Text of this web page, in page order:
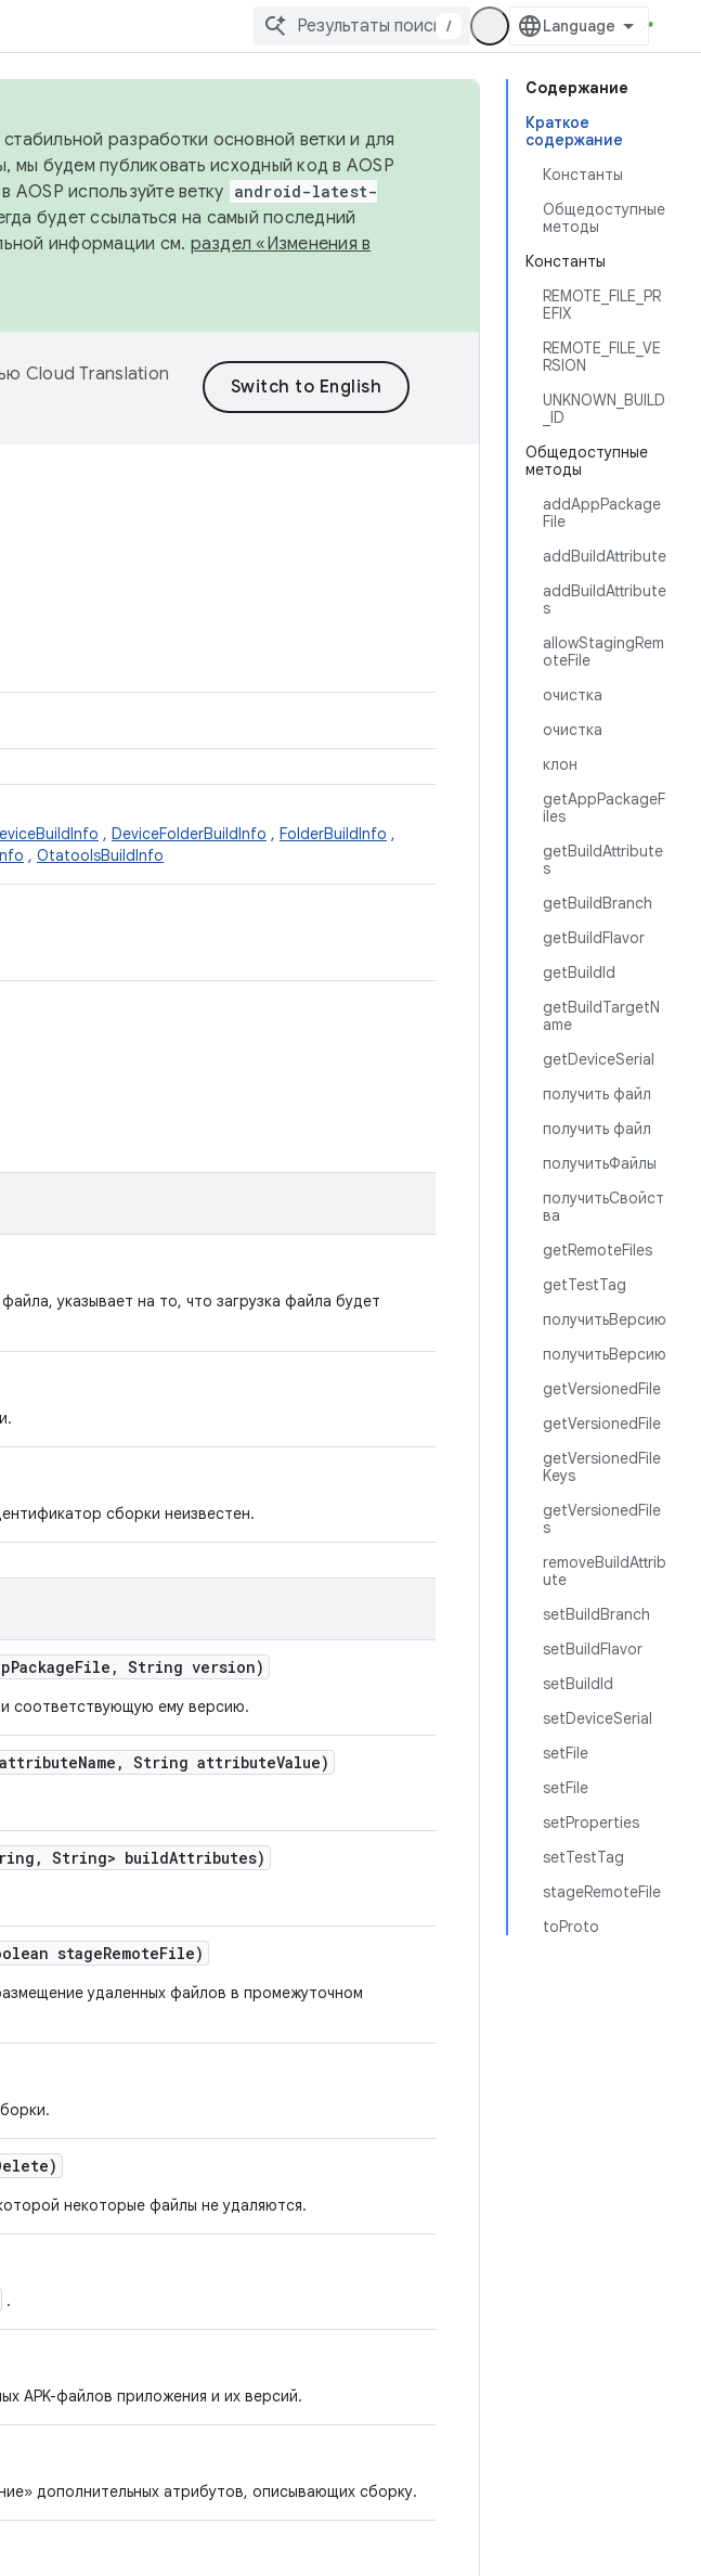
/
Содержание
Краткое
содержание
Константы
Общедоступные
методы
Константы
REMOTE_FILE_PR
EFIX
REMOTE_FILE_VE
RSION
UNKNOWN_BUILD
_ID
Общедоступные
методы
addAppPackage
File
addBuildAttribute
addBuildAttribute
s
allowStagingRem
oteFile
очистка
очистка
клон
getAppPackageF
iles
getBuildAttribute
s
getBuildBranch
getBuildFlavor
getBuildId
getBuildTargetN
ame
getDeviceSerial
получить файл
получить файл
получитьФайлы
получитьСвойст
ва
getRemoteFiles
getTestTag
получитьВерсию
получитьВерсию
getVersionedFile
getVersionedFile
getVersionedFile
Keys
getVersionedFile
s
removeBuildAttrib
ute
setBuildBranch
setBuildFlavor
setBuildId
setDeviceSerial
setFile
setFile
setProperties
setTestTag
stageRemoteFile
toProto
разработки основной ветки и для
мы будем публиковать исходный код в AOSP
используйте ветку android-latest-
будет ссылаться на самый последний
информации см. раздел «Изменения в
Cloud Translation
, DeviceFolderBuildInfo , FolderBuildInfo ,
, OtatoolsBuildInfo
указывает на то, что загрузка файла будет
сборки неизвестен.
PackageFile , String version)
соответствующую ему версию.
Name , String attributeValue)
, String> buildAttributes)
stageRemoteFile)
удаленных файлов в промежуточном
некоторые файлы не удаляются.
.
APK-файлов приложения и их версий.
дополнительных атрибутов, описывающих сборку.